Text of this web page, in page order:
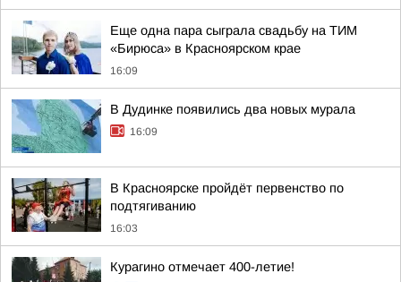
Еще одна пара сыграла свадьбу на ТИМ
«Бирюса» в Красноярском крае
16:09
В Дудинке появились два новых мурала
16:09
В Красноярске пройдёт первенство по
подтягиванию
16:03
Курагино отмечает 400-летие!